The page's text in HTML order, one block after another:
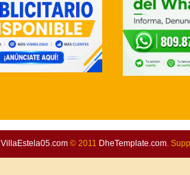
VillaEstela05.com© 2011 DheTemplate.com.